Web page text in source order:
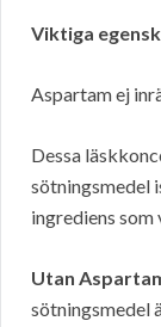
Viktiga
Aspartam ej
Dessa
sötningsmedel
ingrediens
Utan
sötningsmedel